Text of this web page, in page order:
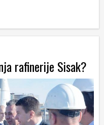
rafinerije Sisak?